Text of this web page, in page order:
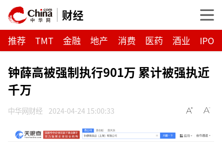
财经
推荐 TMT 金融 地产 消费 医药 酒业 IPO
钟薛高被强制执行901万 累计被强执近
千万
中华网财经 2024-04-24 15:00:33